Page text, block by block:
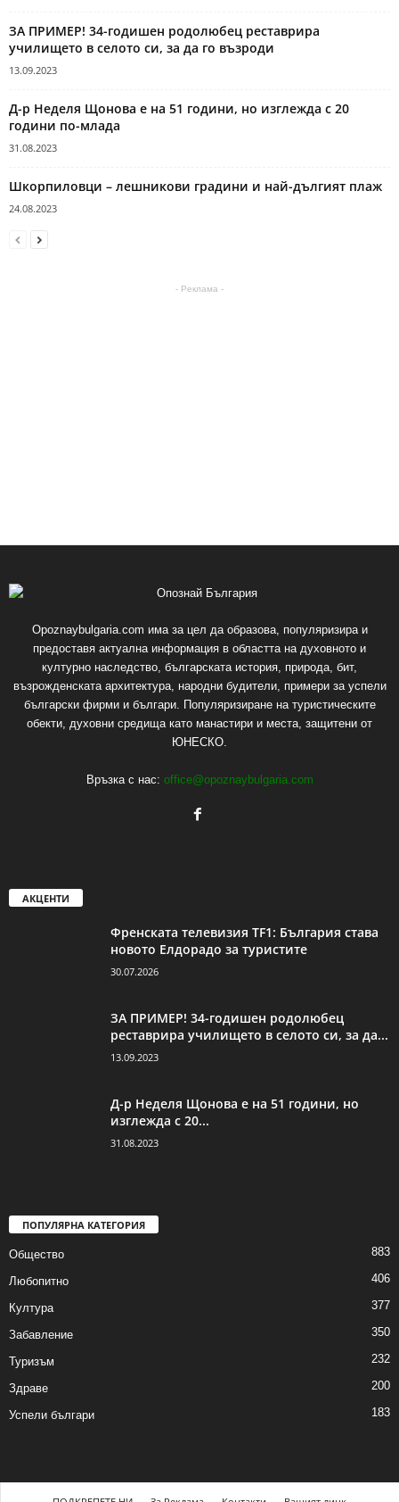
ЗА ПРИМЕР! 34-годишен родолюбец реставрира
училището в селото си, за да го възроди
13.09.2023
Д-р Неделя Щонова е на 51 години, но изглежда с 20
години по-млада
31.08.2023
Шкорпиловци – лешникови градини и най-дългият плаж
24.08.2023
- Реклама -
Opoznaybulgaria.com има за цел да образова, популяризира и
предоставя актуална информация в областта на духовното и
културно наследство, българската история, природа, бит,
възрожденската архитектура, народни будители, примери за успели
български фирми и българи. Популяризиране на туристическите
обекти, духовни средища като манастири и места, защитени от
ЮНЕСКО.
Връзка с нас: office@opoznaybulgaria.com
АКЦЕНТИ
Френската телевизия TF1: България става
новото Елдорадо за туристите
30.07.2026
ЗА ПРИМЕР! 34-годишен родолюбец
реставрира училището в селото си, за да...
13.09.2023
Д-р Неделя Щонова е на 51 години, но
изглежда с 20...
31.08.2023
ПОПУЛЯРНА КАТЕГОРИЯ
Общество 883
Любопитно 406
Култура 377
Забавление 350
Туризъм 232
Здраве 200
Успели българи 183